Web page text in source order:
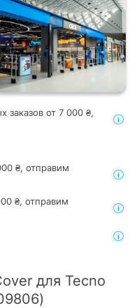
заказов от 7 000 ₴,
₴, отправим
₴, отправим
для Tecno